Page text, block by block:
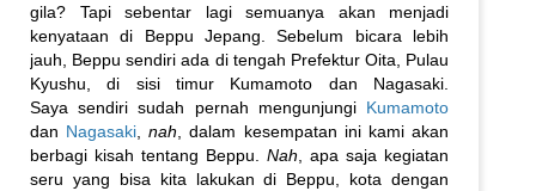
gila? Tapi sebentar lagi semuanya akan menjadi
kenyataan di Beppu Jepang. Sebelum bicara lebih
jauh, Beppu sendiri ada di tengah Prefektur Oita, Pulau
Kyushu, di sisi timur Kumamoto dan Nagasaki.
Saya sendiri sudah pernah mengunjungi Kumamoto
dan Nagasaki ,nah , dalam kesempatan ini kami akan
berbagi kisah tentang Beppu. Nah , apa saja kegiatan
seru yang bisa kita lakukan di Beppu, kota dengan